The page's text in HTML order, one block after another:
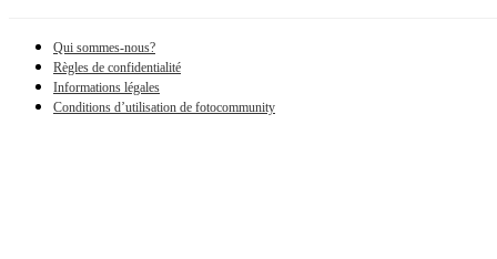
Qui sommes-nous?
Règles de confidentialité
Informations légales
Conditions d’utilisation de fotocommunity